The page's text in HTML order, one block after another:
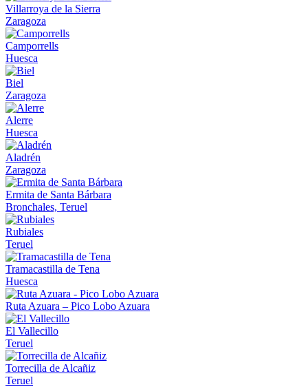
Villarroya de la Sierra
Zaragoza
Camporrells
Huesca
Biel
Zaragoza
Alerre
Huesca
Aladrén
Zaragoza
Ermita de Santa Bárbara
Bronchales, Teruel
Rubiales
Teruel
Tramacastilla de Tena
Huesca
Ruta Azuara – Pico Lobo Azuara
El Vallecillo
Teruel
Torrecilla de Alcañiz
Teruel